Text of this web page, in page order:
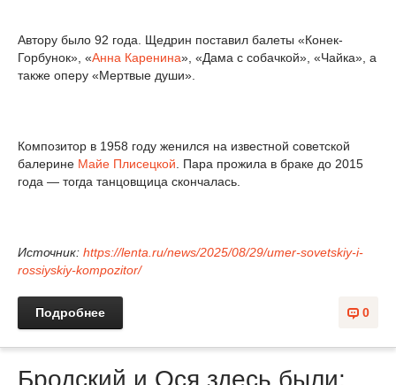
Автору было 92 года. Щедрин поставил балеты «Конек-
Горбунок», «Анна Каренина», «Дама с собачкой», «Чайка», а
также оперу «Мертвые души».
Композитор в 1958 году женился на известной советской
балерине Майе Плисецкой . Пара прожила в браке до 2015
года — тогда танцовщица скончалась.
Источник: https://lenta.ru/news/2025/08/29/umer-sovetskiy-i-
rossiyskiy-kompozitor/
0
Подробнее
Бродский и Ося здесь были: